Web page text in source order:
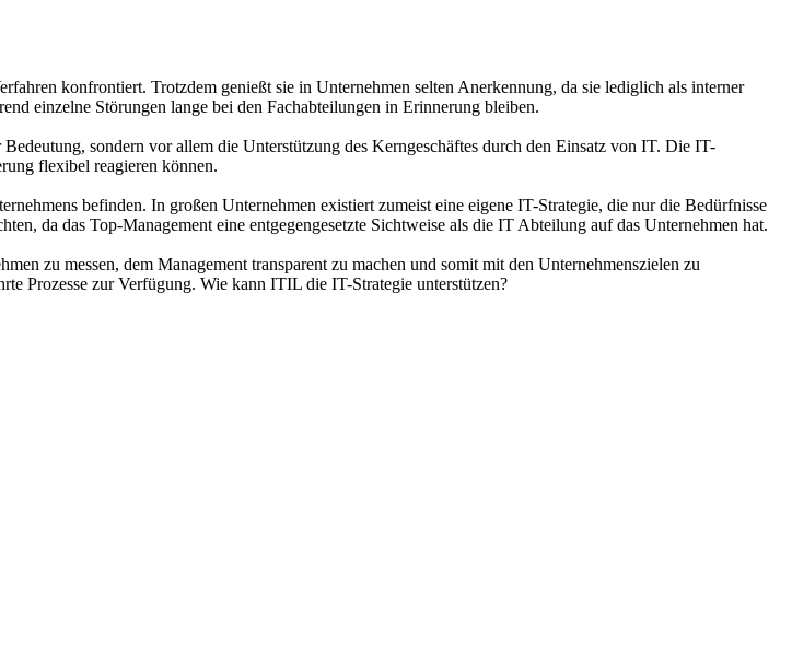
konfrontiert. Trotzdem genießt sie in Unternehmen selten Anerkennung, da sie lediglich als interner
einzelne Störungen lange bei den Fachabteilungen in Erinnerung bleiben.
sondern vor allem die Unterstützung des Kerngeschäftes durch den Einsatz von IT. Die IT-
flexibel reagieren können.
befinden. In großen Unternehmen existiert zumeist eine eigene IT-Strategie, die nur die Bedürfnisse
da das Top-Management eine entgegengesetzte Sichtweise als die IT Abteilung auf das Unternehmen hat.
zu messen, dem Management transparent zu machen und somit mit den Unternehmenszielen zu
Prozesse zur Verfügung. Wie kann ITIL die IT-Strategie unterstützen?